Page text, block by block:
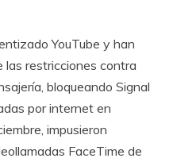
YouTube y han
restricciones contra
bloqueando Signal
por internet en
impusieron
FaceTime de